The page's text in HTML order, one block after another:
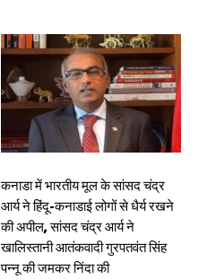
कनाडा में भारतीय मूल के सांसद चंद्र
आर्य ने हिंदू-कनाडाई लोगों से धैर्य रखने
की अपील, सांसद चंद्र आर्य ने
खालिस्तानी आतंकवादी गुरपतवंत सिंह
पन्नू की जमकर निंदा की